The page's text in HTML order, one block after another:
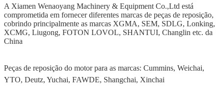
A Xiamen Wenaoyang Machinery & Equipment Co.,Ltd está
comprometida em fornecer diferentes marcas de peças de reposição,
cobrindo principalmente as marcas XGMA, SEM, SDLG, Lonking,
XCMG, Liugong, FOTON LOVOL, SHANTUI, Changlin etc. da
China
Peças de reposição do motor para as marcas: Cummins, Weichai,
YTO, Deutz, Yuchai, FAWDE, Shangchai, Xinchai